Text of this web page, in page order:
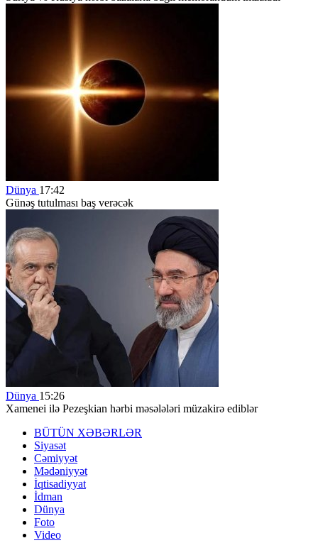
Dünya 17:42
Günəş tutulması baş verəcək
Dünya 15:26
Xamenei ilə Pezeşkian hərbi məsələləri müzakirə ediblər
BÜTÜN XƏBƏRLƏR
Siyasət
Cəmiyyət
Mədəniyyət
İqtisadiyyat
İdman
Dünya
Foto
Video